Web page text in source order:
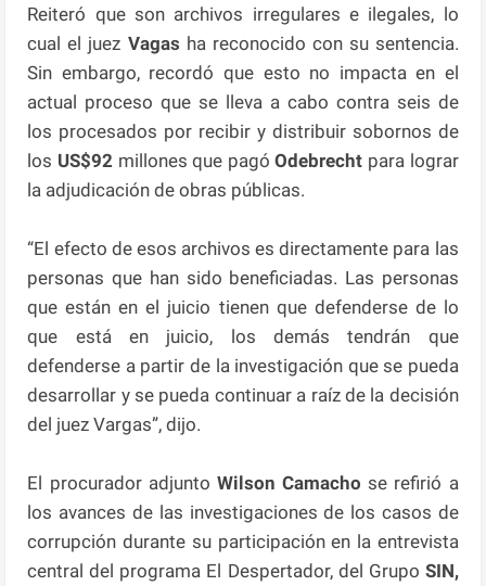
Reiteró que son archivos irregulares e ilegales, lo
cual el juez Vagas ha reconocido con su sentencia.
Sin embargo, recordó que esto no impacta en el
actual proceso que se lleva a cabo contra seis de
los procesados por recibir y distribuir sobornos de
los US$92 millones que pagóOdebrecht para lograr
la adjudicación de obras públicas.
“El efecto de esos archivos es directamente para las
personas que han sido beneficiadas. Las personas
que están en el juicio tienen que defenderse de lo
que está en juicio, los demás tendrán que
defenderse a partir de la investigación que se pueda
desarrollar y se pueda continuar a raíz de la decisión
del juez Vargas”, dijo.
El procurador adjunto Wilson Camacho se refirió a
los avances de las investigaciones de los casos de
corrupción durante su participación en la entrevista
central del programa El Despertador, del Grupo SIN,